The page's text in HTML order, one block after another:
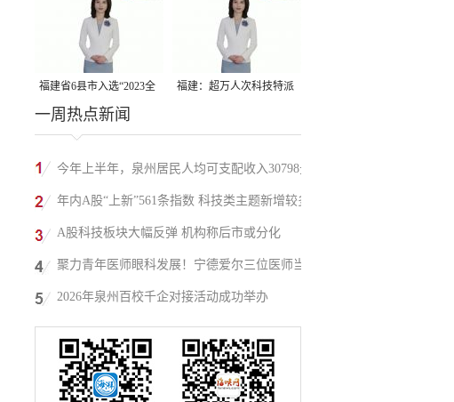
福建省6县市入选“2023全
国县域发展潜力百强县”
福建：超万人次科技特派
一周热点新闻
今年上半年，泉州居民人均可支配收入30798元
年内A股“上新”561条指数 科技类主题新增较多
A股科技板块大幅反弹 机构称后市或分化
聚力青年医师眼科发展！宁德爱尔三位医师当
选市眼科青年学组成员
2026年泉州百校千企对接活动成功举办